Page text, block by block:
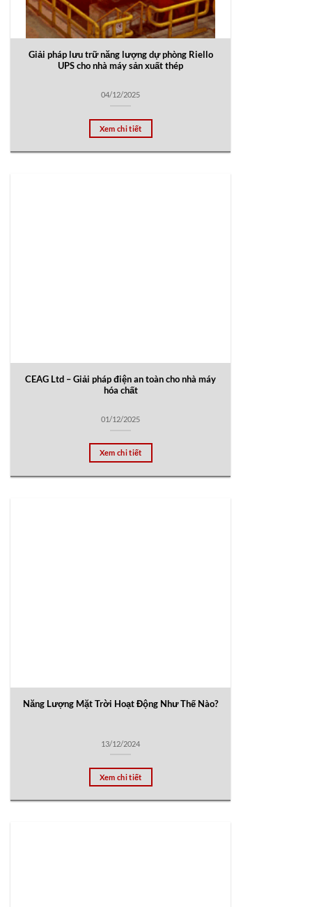
Giải pháp lưu trữ năng lượng dự phòng Riello
UPS cho nhà máy sản xuất thép
04/12/2025
Xem chi tiết
CEAG Ltd – Giải pháp điện an toàn cho nhà máy
hóa chất
01/12/2025
Xem chi tiết
Năng Lượng Mặt Trời Hoạt Động Như Thế Nào?
13/12/2024
Xem chi tiết